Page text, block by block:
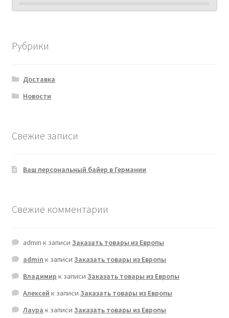
Рубрики
Доставка
Новости
Свежие записи
Ваш персональный байер в Германии
Свежие комментарии
admin к записиЗаказать товары из Европы
admin к записиЗаказать товары из Европы
Владимир к записиЗаказать товары из Европы
Алексей к записиЗаказать товары из Европы
Лаура к записиЗаказать товары из Европы